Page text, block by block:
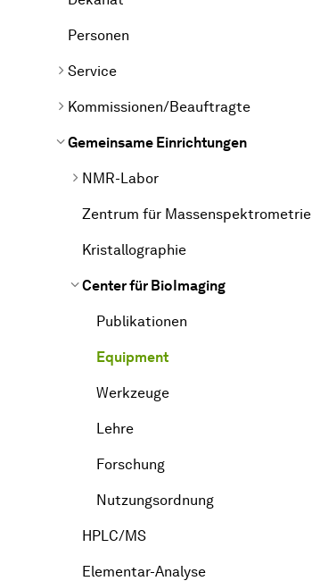
Personen
Service
Kommissionen/Beauftragte
Gemeinsame Einrichtungen
NMR-Labor
Zentrum für Massenspektrometrie
Kristallographie
Center für BioImaging
Publikationen
Equipment
Werkzeuge
Lehre
Forschung
Nutzungsordnung
HPLC/MS
Elementar-Analyse